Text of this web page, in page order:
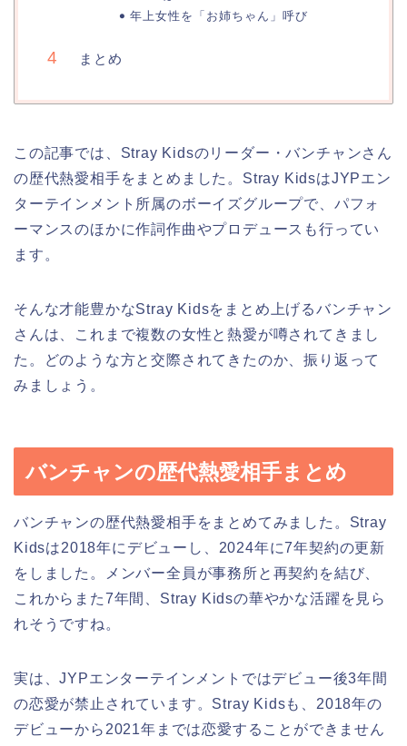
年上女性を「お姉ちゃん」呼び
まとめ
この記事では、Stray Kidsのリーダー・バンチャンさん
の歴代熱愛相手をまとめました。Stray KidsはJYPエン
ターテインメント所属のボーイズグループで、パフォ
ーマンスのほかに作詞作曲やプロデュースも行ってい
ます。
そんな才能豊かなStray Kidsをまとめ上げるバンチャン
さんは、これまで複数の女性と熱愛が噂されてきまし
た。どのような方と交際されてきたのか、振り返って
みましょう。
バンチャンの歴代熱愛相手まとめ
バンチャンの歴代熱愛相手をまとめてみました。Stray
Kidsは2018年にデビューし、2024年に7年契約の更新
をしました。メンバー全員が事務所と再契約を結び、
これからまた7年間、Stray Kidsの華やかな活躍を見ら
れそうですね。
実は、JYPエンターテインメントではデビュー後3年間
の恋愛が禁止されています。Stray Kidsも、2018年の
デビューから2021年までは恋愛することができません